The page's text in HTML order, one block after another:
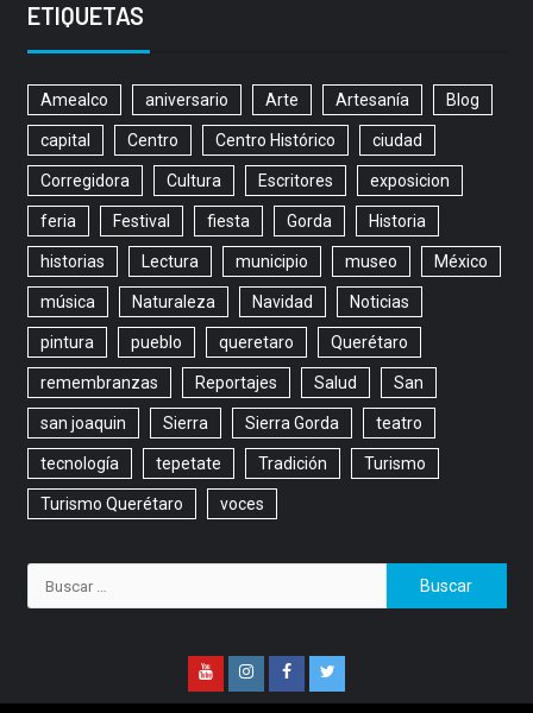
ETIQUETAS
Amealco aniversario Arte Artesanía Blog
capital Centro Centro Histórico ciudad
Corregidora Cultura Escritores exposicion
feria Festival fiesta Gorda Historia
historias Lectura municipio museo México
música Naturaleza Navidad Noticias
pintura pueblo queretaro Querétaro
remembranzas Reportajes Salud San
san joaquin Sierra Sierra Gorda teatro
tecnología tepetate Tradición Turismo
Turismo Querétaro voces